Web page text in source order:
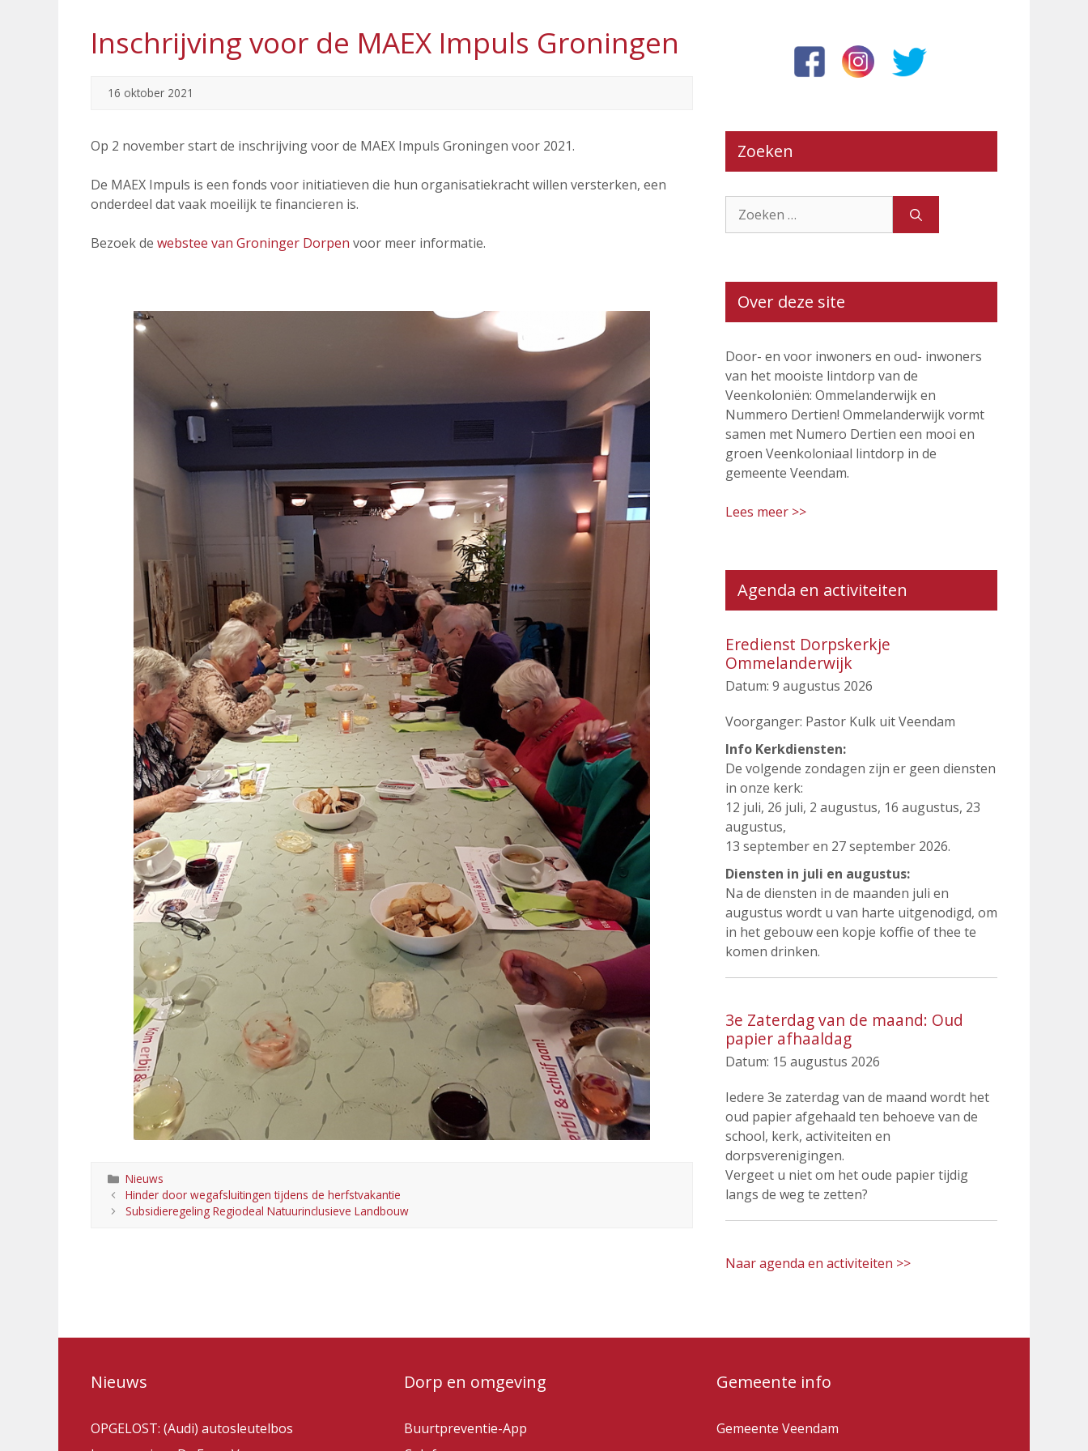
Inschrijving voor de MAEX Impuls Groningen
16 oktober 2021
Op 2 november start de inschrijving voor de MAEX Impuls Groningen voor 2021.
De MAEX Impuls is een fonds voor initiatieven die hun organisatiekracht willen versterken, een
onderdeel dat vaak moeilijk te financieren is.
Bezoek de webstee van Groninger Dorpen voor meer informatie.
Categorieën
Nieuws
Hinder door wegafsluitingen tijdens de herfstvakantie
Subsidieregeling Regiodeal Natuurinclusieve Landbouw
Zoeken
naar:
Over deze site
Door- en voor inwoners en oud- inwoners
van het mooiste lintdorp van de
Veenkoloniën: Ommelanderwijk en
Nummero Dertien! Ommelanderwijk vormt
samen met Numero Dertien een mooi en
groen Veenkoloniaal lintdorp in de
gemeente Veendam.
Lees meer >>
Agenda en activiteiten
Eredienst Dorpskerkje
Ommelanderwijk
Datum: 9 augustus 2026
Voorganger: Pastor Kulk uit Veendam
Info Kerkdiensten:
De volgende zondagen zijn er geen diensten
in onze kerk:
12 juli, 26 juli, 2 augustus, 16 augustus, 23
augustus,
13 september en 27 september 2026.
Diensten in juli en augustus:
Na de diensten in de maanden juli en
augustus wordt u van harte uitgenodigd, om
in het gebouw een kopje koffie of thee te
komen drinken.
3e Zaterdag van de maand: Oud
papier afhaaldag
Datum: 15 augustus 2026
Iedere 3e zaterdag van de maand wordt het
oud papier afgehaald ten behoeve van de
school, kerk, activiteiten en
dorpsverenigingen.
Vergeet u niet om het oude papier tijdig
langs de weg te zetten?
Naar agenda en activiteiten >>
Nieuws
OPGELOST: (Audi) autosleutelbos
Dorp en omgeving
Buurtpreventie-App
Gemeente info
Gemeente Veendam